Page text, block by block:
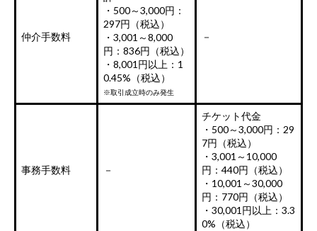
仲介手数料
・500～3,000円：
297円（税込）
・3,001～8,000
円：836円（税込）
・8,001円以上：1
0.45%（税込）
※取引成立時のみ発生
－
事務手数料 －
チケット代金
・500～3,000円：29
7円（税込）
・3,001～10,000
円：440円（税込）
・10,001～30,000
円：770円（税込）
・30,001円以上：3.3
0%（税込）